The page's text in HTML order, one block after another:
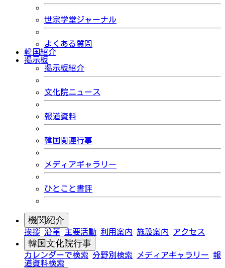
世宗学堂ジャーナル
よくある質問
韓国紹介
掲示板
掲示板紹介
文化院ニュース
報道資料
韓国関連行事
メディアギャラリー
ひとこと書評
機関紹介
挨拶 沿革 主要活動 利用案内 施設案内 アクセス
韓国文化院行事
カレンダーで検索 分野別検索 メディアギャラリー 報
道資料検索